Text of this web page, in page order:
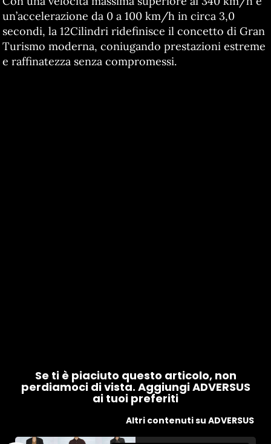
un’accelerazione da 0 a 100 km/h in circa 3,0
secondi, la 12Cilindri ridefinisce il concetto di Gran
Turismo moderna, coniugando prestazioni estreme
e raffinatezza senza compromessi.
Se ti è piaciuto questo articolo, non
perdiamoci di vista. Aggiungi ADVERSUS
ai tuoi preferiti
Altri contenuti su ADVERSUS